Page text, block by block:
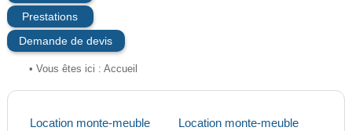
Prestations
Demande de devis
• Vous êtes ici : Accueil
Location monte-meuble
Location monte-meuble